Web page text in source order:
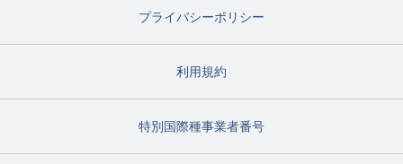
プライバシーポリシー
利用規約
特別国際種事業者番号